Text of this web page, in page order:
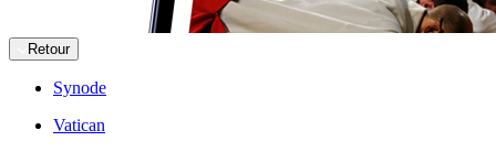
Retour
Synode
Vatican